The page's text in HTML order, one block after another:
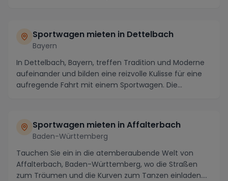
Sportwagen mieten in Dettelbach
Bayern
In Dettelbach, Bayern, treffen Tradition und Moderne
aufeinander und bilden eine reizvolle Kulisse für eine
aufregende Fahrt mit einem Sportwagen. Die...
Sportwagen mieten in Affalterbach
Baden-Württemberg
Tauchen Sie ein in die atemberaubende Welt von
Affalterbach, Baden-Württemberg, wo die Straßen
zum Träumen und die Kurven zum Tanzen einladen.